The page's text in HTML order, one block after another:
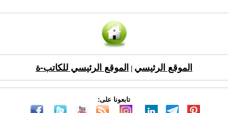
الموقع الرئيسي الموقع الرئيسي للكاتب-ة
تابعونا على: